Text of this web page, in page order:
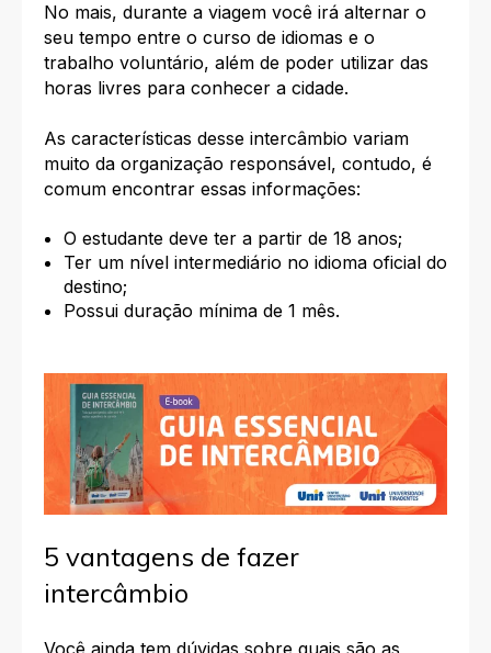
No mais, durante a viagem você irá alternar o
seu tempo entre o curso de idiomas e o
trabalho voluntário, além de poder utilizar das
horas livres para conhecer a cidade.
As características desse intercâmbio variam
muito da organização responsável, contudo, é
comum encontrar essas informações:
O estudante deve ter a partir de 18 anos;
Ter um nível intermediário no idioma oficial do
destino;
Possui duração mínima de 1 mês.
5 vantagens de fazer
intercâmbio
Você ainda tem dúvidas sobre quais são as